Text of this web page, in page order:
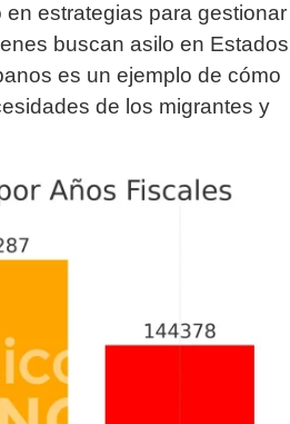
estrategias para gestionar
buscan asilo en Estados
es un ejemplo de cómo
de los migrantes y